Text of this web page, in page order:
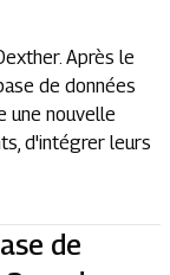
Après le
de données
une nouvelle
d'intégrer leurs
de